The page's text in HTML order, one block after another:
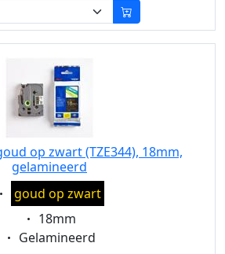
op zwart (TZE344), 18mm,
gelamineerd
Eigenschaft:
goud op zwart
Eigenschaft:
18mm
Eigenschaft:
Gelamineerd